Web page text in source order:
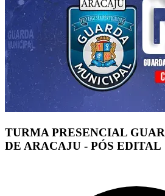
TURMA PRESENCIAL
DE ARACAJU - PÓS EDITAL